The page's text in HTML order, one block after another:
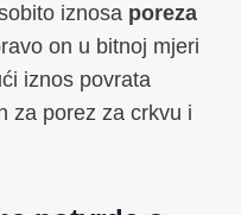
iznosa poreza
on u bitnoj mjeri
iznos povrata
za porez za crkvu i